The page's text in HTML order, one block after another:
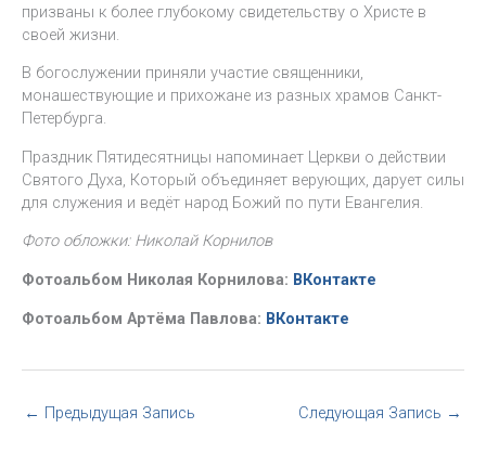
призваны к более глубокому свидетельству о Христе в
своей жизни.
В богослужении приняли участие священники,
монашествующие и прихожане из разных храмов Санкт-
Петербурга.
Праздник Пятидесятницы напоминает Церкви о действии
Святого Духа, Который объединяет верующих, дарует силы
для служения и ведёт народ Божий по пути Евангелия.
Фото обложки: Николай Корнилов
Фотоальбом Николая Корнилова: ВКонтакте
Фотоальбом Артёма Павлова: ВКонтакте
← Предыдущая Запись Следующая Запись →